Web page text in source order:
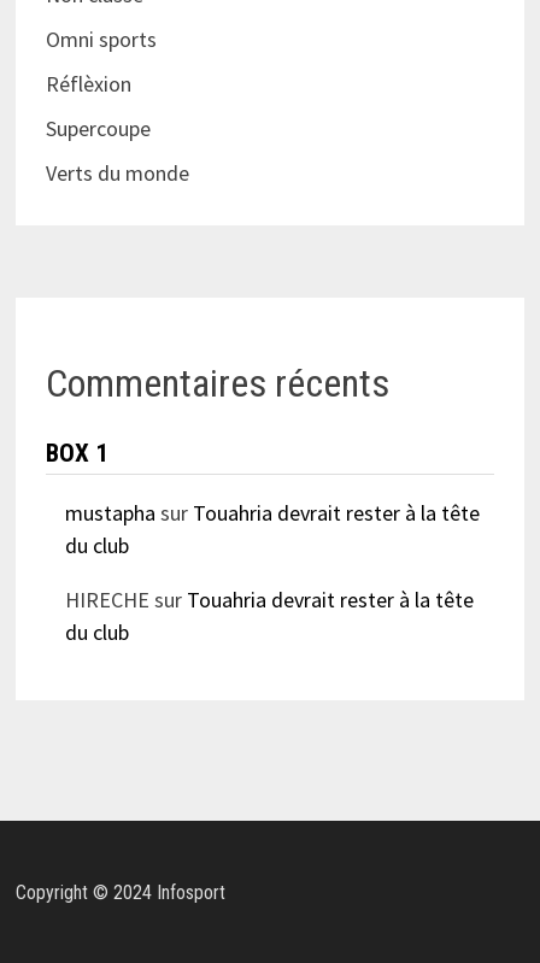
Omni sports
Réflèxion
Supercoupe
Verts du monde
Commentaires récents
BOX 1
mustapha sur Touahria devrait rester à la tête
du club
HIRECHE sur Touahria devrait rester à la tête
du club
Copyright © 2024 Infosport